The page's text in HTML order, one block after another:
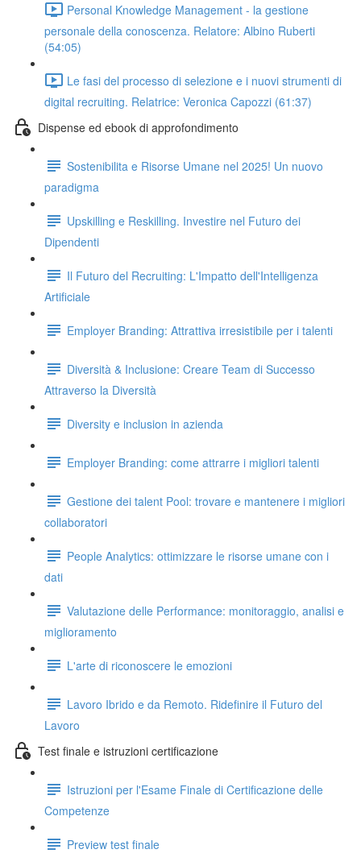
Personal Knowledge Management - la gestione
personale della conoscenza. Relatore: Albino Ruberti
(54:05)
Le fasi del processo di selezione e i nuovi strumenti di
digital recruiting. Relatrice: Veronica Capozzi (61:37)
Dispense ed ebook di approfondimento
Sostenibilita e Risorse Umane nel 2025! Un nuovo
paradigma
Upskilling e Reskilling. Investire nel Futuro dei
Dipendenti
Il Futuro del Recruiting: L'Impatto dell'Intelligenza
Artificiale
Employer Branding: Attrattiva irresistibile per i talenti
Diversità & Inclusione: Creare Team di Successo
Attraverso la Diversità
Diversity e inclusion in azienda
Employer Branding: come attrarre i migliori talenti
Gestione dei talent Pool: trovare e mantenere i migliori
collaboratori
People Analytics: ottimizzare le risorse umane con i
dati
Valutazione delle Performance: monitoraggio, analisi e
miglioramento
L'arte di riconoscere le emozioni
Lavoro Ibrido e da Remoto. Ridefinire il Futuro del
Lavoro
Test finale e istruzioni certificazione
Istruzioni per l'Esame Finale di Certificazione delle
Competenze
Preview test finale